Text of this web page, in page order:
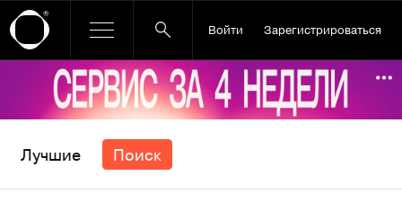
Войти Зарегистрироваться
Ссылка баннера
Лучшие Поиск